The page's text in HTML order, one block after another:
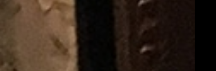
松平一民
YONCO